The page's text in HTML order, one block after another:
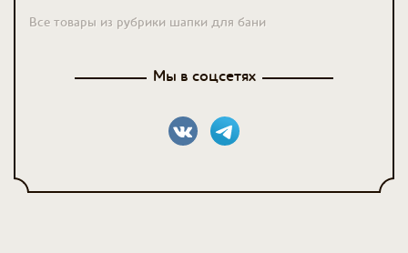
Все товары из рубрики шапки для бани
Мы в соцсетях